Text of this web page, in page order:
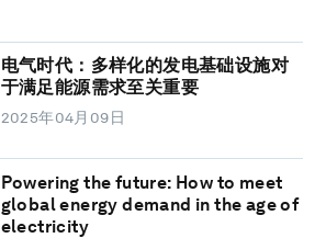
电气时代：多样化的发电基础设施对
于满足能源需求至关重要
2025年04月09日
Powering the future: How to meet
global energy demand in the age of
electricity